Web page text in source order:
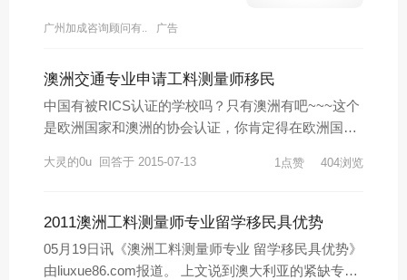
广州加成咨询顾问有.. 广告
澳洲交通专业申请工料测量师移民
中国有被RICS认证的学校吗？只有澳洲有吧~~~这个
是欧洲国家和澳洲的协会认证，你肯定得在欧洲国家
我真不知道。。。。我是KELLY，墨尔本大学硕士，
学生申请澳洲院校，如果你有澳洲留学的问题与我交
大灵的0u 回答于 2015-07-13 1点赞 404浏览
2011澳洲工料测量师专业留学移民具优势
05月19日讯《澳洲工料测量师专业 留学移民具优势》
由liuxue86.com报道。 上文说到澳大利亚的紧缺专业